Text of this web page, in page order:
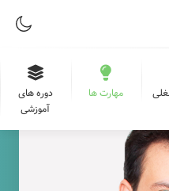
مهارت ها
دوره های
آموزشی